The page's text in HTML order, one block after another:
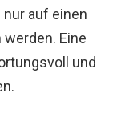
auf einen
Eine
und